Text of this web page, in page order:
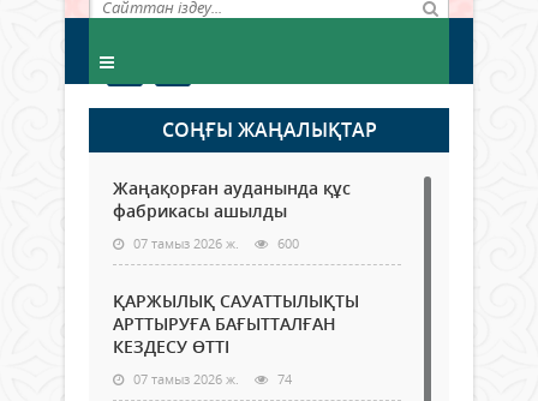
СОҢҒЫ ЖАҢАЛЫҚТАР
Жаңақорған ауданында құс
фабрикасы ашылды
07 тамыз 2026 ж. 600
ҚАРЖЫЛЫҚ САУАТТЫЛЫҚТЫ
АРТТЫРУҒА БАҒЫТТАЛҒАН
КЕЗДЕСУ ӨТТІ
07 тамыз 2026 ж. 74